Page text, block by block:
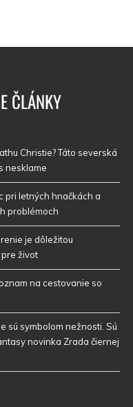
ČLÁNKY
Christie? Táto severská
nesklame
pri letných hnačkách a
problémoch
je dôležitou
život
na cestovanie so
sú symbolom nežnosti. Sú
novinka Zrada čiernej